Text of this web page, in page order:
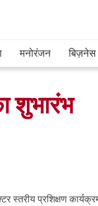
मनोरंजन बिज़नेस
शुभारंभ
प्रशिक्षण